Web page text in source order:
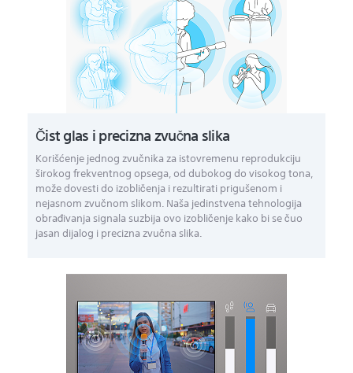
Čist glas i precizna zvučna slika
Korišćenje jednog zvučnika za istovremenu reprodukciju
širokog frekventnog opsega, od dubokog do visokog tona,
može dovesti do izobličenja i rezultirati prigušenom i
nejasnom zvučnom slikom. Naša jedinstvena tehnologija
obrađivanja signala suzbija ovo izobličenje kako bi se čuo
jasan dijalog i precizna zvučna slika.